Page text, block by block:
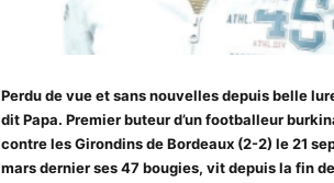
Perdu de vue et sans nouvelles depuis belle
dit Papa. Premier buteur d’un footballeur
contre les Girondins de Bordeaux (2-2) le 21
mars dernier ses 47 bougies, vit depuis la fin